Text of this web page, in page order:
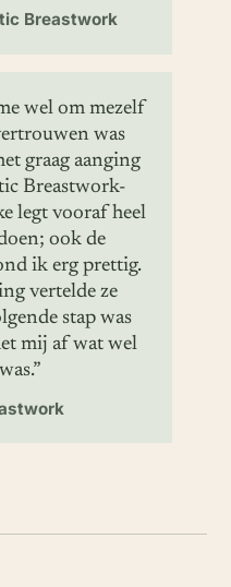
Breastwork
wel om mezelf
was
graag aanging
Breastwork-
legt vooraf heel
ook de
ik erg prettig.
vertelde ze
stap was
mij af wat wel